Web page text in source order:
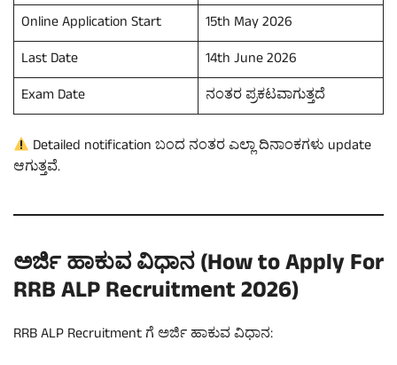
Online Application Start
15th May 2026
Last Date
14th June 2026
Exam Date
ನಂತರ ಪ್ರಕಟವಾಗುತ್ತದೆ
Detailed notification ಬಂದ ನಂತರ ಎಲ್ಲಾ ದಿನಾಂಕಗಳು update
ಆಗುತ್ತವೆ.
ಅರ್ಜಿ ಹಾಕುವ ವಿಧಾನ (How to Apply For
RRB ALP Recruitment 2026)
RRB ALP Recruitment ಗೆ ಅರ್ಜಿ ಹಾಕುವ ವಿಧಾನ: